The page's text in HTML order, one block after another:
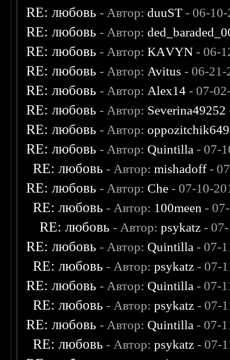
RE: любовь - Автор: duuST - 06-
RE: любовь - Автор:
RE: любовь - Автор:КАVYN - 06-
RE: любовь - Автор: Avitus - 06-
RE: любовь - Автор: Alex14 - 07-
RE: любовь - Автор: Severina49252
RE: любовь - Автор: oppozitchik649
RE: любовь - Автор: Quintilla - 07-
RE: любовь - Автор:mishadoff-
RE: любовь - Автор: Che - 07-10-
RE: любовь - Автор: 100meen -
RE: любовь - Автор:psykatz -
RE: любовь - Автор: Quintilla - 07-
RE: любовь - Автор:psykatz - 07-
RE: любовь - Автор: Quintilla - 07-
RE: любовь - Автор:psykatz - 07-
RE: любовь - Автор: Quintilla - 07-
RE: любовь - Автор:psykatz - 07-